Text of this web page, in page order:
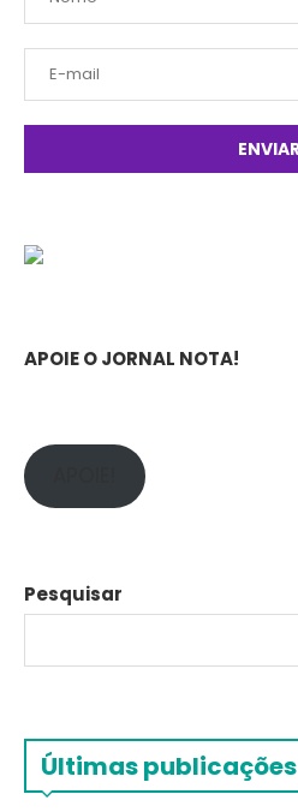
APOIE O JORNAL NOTA!
Pesquisar
Últimas publicações